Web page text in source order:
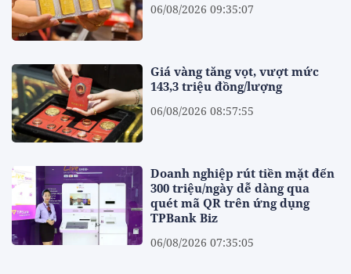
06/08/2026 09:35:07
Giá vàng tăng vọt, vượt mức
143,3 triệu đồng/lượng
06/08/2026 08:57:55
Doanh nghiệp rút tiền mặt đến
300 triệu/ngày dễ dàng qua
quét mã QR trên ứng dụng
TPBank Biz
06/08/2026 07:35:05